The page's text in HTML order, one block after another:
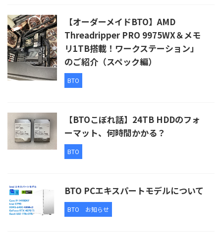
【オーダーメイドBTO】AMD
Threadripper PRO 9975WX＆メモ
リ1TB搭載！ワークステーション」
のご紹介（スペック編）
BTO
【BTOこぼれ話】24TB HDDのフォ
ーマット、何時間かかる？
BTO
BTO PCエキスパートモデルについて
BTO お知らせ